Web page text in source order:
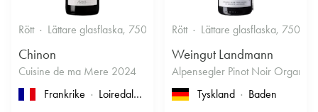
Rött Lättare glasflaska, 750ml 12% Fruktigt & Smakrikt
Chinon
Cuisine de ma Mere 2024
Frankrike
Loiredalen , Touraine , Chinon
Rött Lättare glasflaska, 750ml
Weingut Landmann
Alpensegler Pinot Noir Organic
Tyskland
Baden